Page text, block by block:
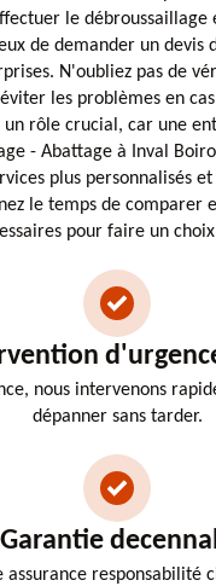
le débroussaillage
de demander un devis
N'oubliez pas de
les problèmes en
un rôle crucial, car une
- Abattage à Inval
plus personnalisés
le temps de comparer
pour faire un
nous intervenons
dépanner sans tarder.
Garantie
assurance responsabilité